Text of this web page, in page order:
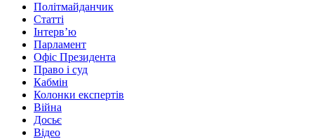
Політмайданчик
Статті
Інтервʼю
Парламент
Офіс Президента
Право і суд
Кабмін
Колонки експертів
Війна
Досьє
Відео